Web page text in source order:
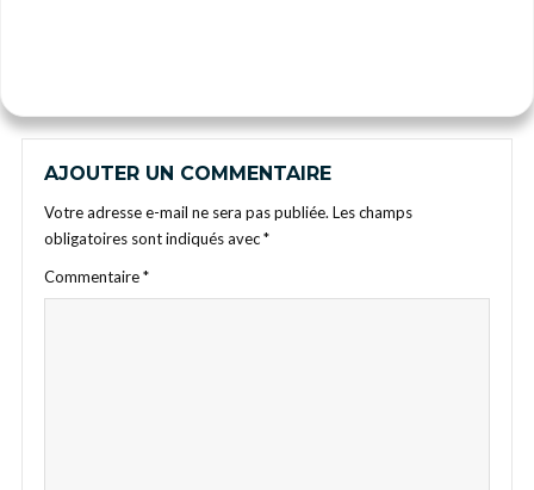
AJOUTER UN COMMENTAIRE
Votre adresse e-mail ne sera pas publiée. Les champs
obligatoires sont indiqués avec*
Commentaire*